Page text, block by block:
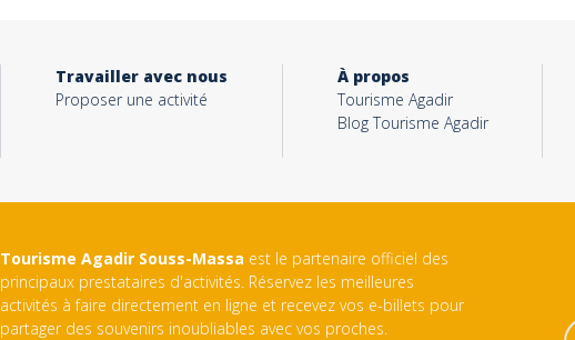
Travailler avec nous
Proposer une activité
À propos
Tourisme Agadir
Blog Tourisme Agadir
Tourisme Agadir Souss-Massa est le partenaire officiel des
principaux prestataires d'activités. Réservez les meilleures
activités à faire directement en ligne et recevez vos e-billets pour
partager des souvenirs inoubliables avec vos proches.